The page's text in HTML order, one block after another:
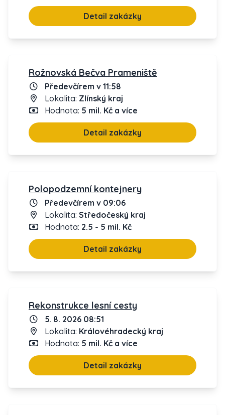
Detail zakázky
Rožnovská Bečva Prameniště
Předevčírem v 11:58
Lokalita: Zlínský kraj
Hodnota: 5 mil. Kč a více
Detail zakázky
Polopodzemní kontejnery
Předevčírem v 09:06
Lokalita: Středočeský kraj
Hodnota: 2.5 - 5 mil. Kč
Detail zakázky
Rekonstrukce lesní cesty
5. 8. 2026 08:51
Lokalita: Královéhradecký kraj
Hodnota: 5 mil. Kč a více
Detail zakázky